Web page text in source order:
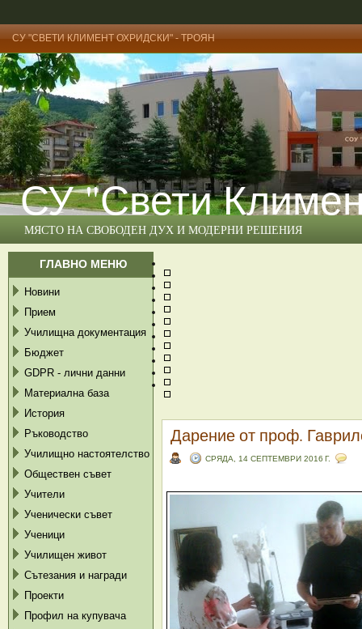
СУ "СВЕТИ КЛИМЕНТ ОХРИДСКИ" - ТРОЯН
СУ "Свети
МЯСТО НА СВОБОДЕН ДУХ И МОДЕРНИ РЕШЕНИЯ
ГЛАВНО МЕНЮ
Новини
Прием
Училищна документация
Бюджет
GDPR - лични данни
Материална база
История
Ръководство
Училищно настоятелство
Обществен съвет
Учители
Ученически съвет
Ученици
Училищен живот
Сътезания и награди
Проекти
Профил на купувача
Дарение от проф.
СРЯДА, 14 СЕПТЕМВРИ 2016 Г.